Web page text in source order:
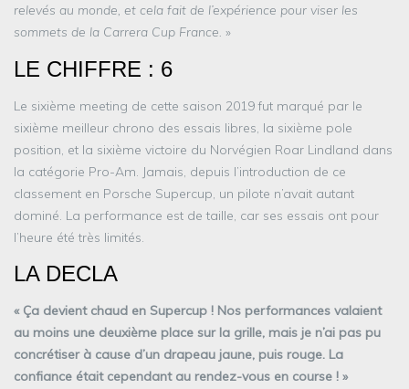
relevés au monde, et cela fait de l’expérience pour viser les
sommets de la Carrera Cup France. »
LE CHIFFRE : 6
Le sixième meeting de cette saison 2019 fut marqué par le
sixième meilleur chrono des essais libres, la sixième pole
position, et la sixième victoire du Norvégien Roar Lindland dans
la catégorie Pro-Am. Jamais, depuis l’introduction de ce
classement en Porsche Supercup, un pilote n’avait autant
dominé. La performance est de taille, car ses essais ont pour
l’heure été très limités.
LA DECLA
« Ça devient chaud en Supercup ! Nos performances valaient
au moins une deuxième place sur la grille, mais je n’ai pas pu
concrétiser à cause d’un drapeau jaune, puis rouge. La
confiance était cependant au rendez-vous en course ! »